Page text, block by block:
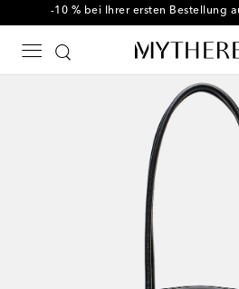
-10 % bei Ihrer ersten Bestellung